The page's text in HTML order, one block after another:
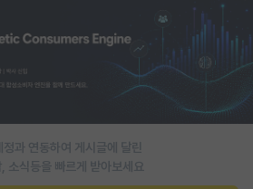
판
정과 연동하여 게시글에 달린
소식등을 빠르게 받아보세요